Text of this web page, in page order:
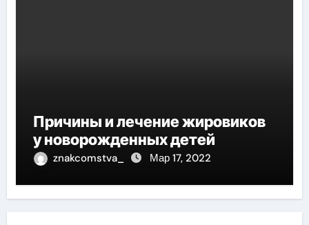
Причины и лечение жировиков
у новорожденных детей
znakcomstva_ Мар 17, 2022